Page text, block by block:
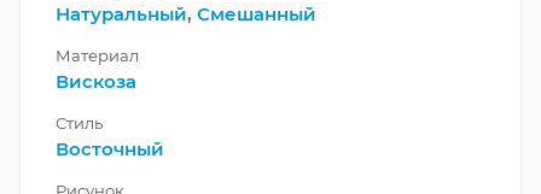
Натуральный, Смешанный
Материал
Вискоза
Стиль
Восточный